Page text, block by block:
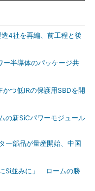
4社を再編、前工程と後
ー半導体のパッケージ共
かつ低IRの保護用SBDを開
の新SiCパワーモジュール
ー部品が量産開始、中国
にSi並みに」 ロームの勝